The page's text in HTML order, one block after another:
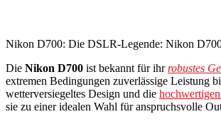
Nikon D700: Die DSLR-Legende: Nikon
Die Nikon D700 ist bekannt für ihrrobustes
extremen Bedingungen zuverlässige Leistung
wetterversiegeltes Design und die
sie zu einer idealen Wahl für anspruchsvolle